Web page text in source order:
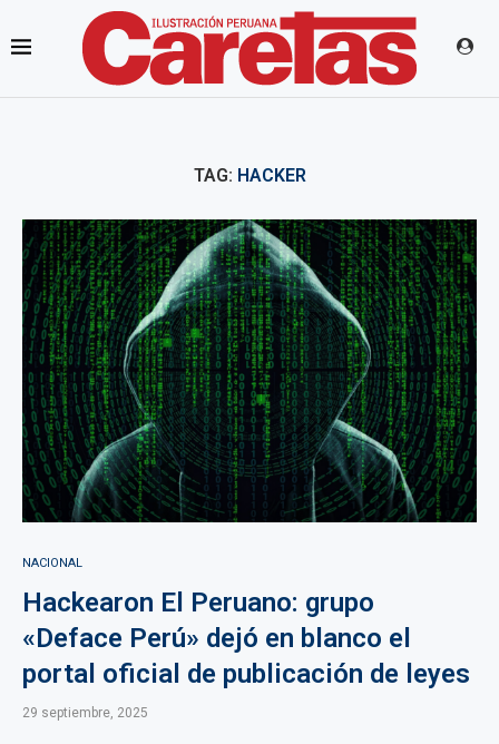
TAG: HACKER
NACIONAL
Hackearon El Peruano: grupo
«Deface Perú» dejó en blanco el
portal oficial de publicación de leyes
29 septiembre, 2025